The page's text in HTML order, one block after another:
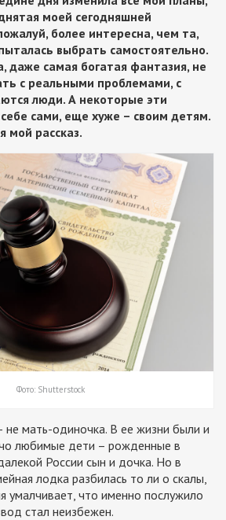
моей сегодняшней
более интересна, чем та,
выбрать самостоятельно.
даже самая богатая фантазия, не
с реальными проблемами, с
люди. А некоторые эти
сами, еще хуже – своим детям.
мой рассказ.
Фото: Shutterstock
не мать-одиночка. В ее жизни были и
любимые дети – рожденные в
России сын и дочка. Но в
лодка разбилась то ли о скалы,
умалчивает, что именно послужило
стал неизбежен.